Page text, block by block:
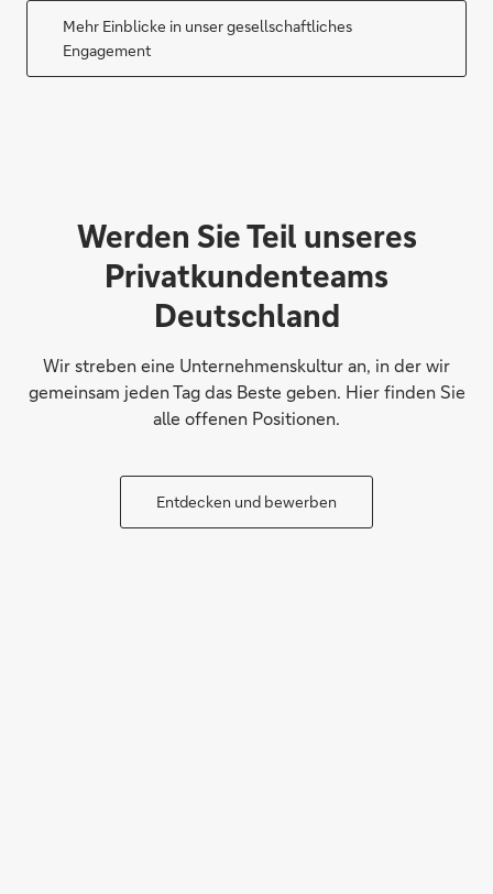
Mehr Einblicke in unser gesellschaftliches
Engagement
Werden Sie Teil unseres
Privatkundenteams
Deutschland
Wir streben eine Unternehmenskultur an, in der wir
gemeinsam jeden Tag das Beste geben. Hier finden Sie
alle offenen Positionen.
Entdecken und bewerben